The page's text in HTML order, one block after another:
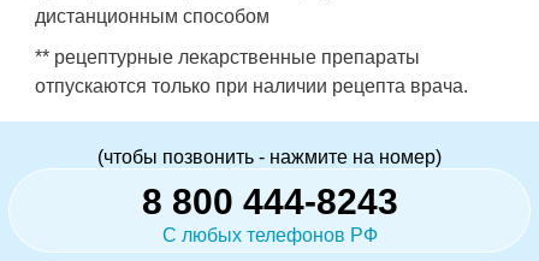
дистанционным способом
** рецептурные лекарственные препараты
отпускаются только при наличии рецепта врача.
(чтобы позвонить - нажмите на номер)
8 800 444-8243
С любых телефонов РФ